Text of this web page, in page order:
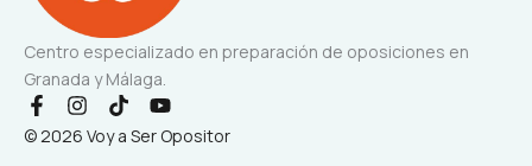
Centro especializado en preparación de oposiciones en
Granada y Málaga.
F
a
c
I
n
s
T
i
k
Y
o
u
© 2026 Voy a Ser Opositor